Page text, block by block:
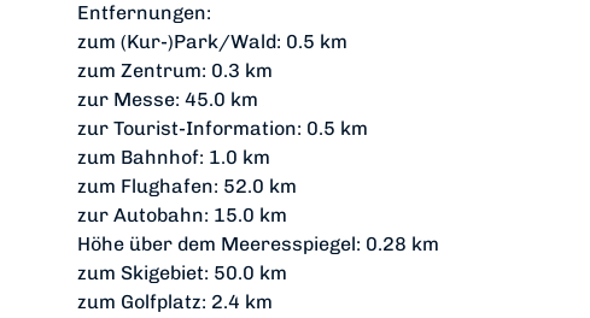
Entfernungen:
zum (Kur-)Park/Wald: 0.5 km
zum Zentrum: 0.3 km
zur Messe: 45.0 km
zur Tourist-Information: 0.5 km
zum Bahnhof: 1.0 km
zum Flughafen: 52.0 km
zur Autobahn: 15.0 km
Höhe über dem Meeresspiegel: 0.28 km
zum Skigebiet: 50.0 km
zum Golfplatz: 2.4 km